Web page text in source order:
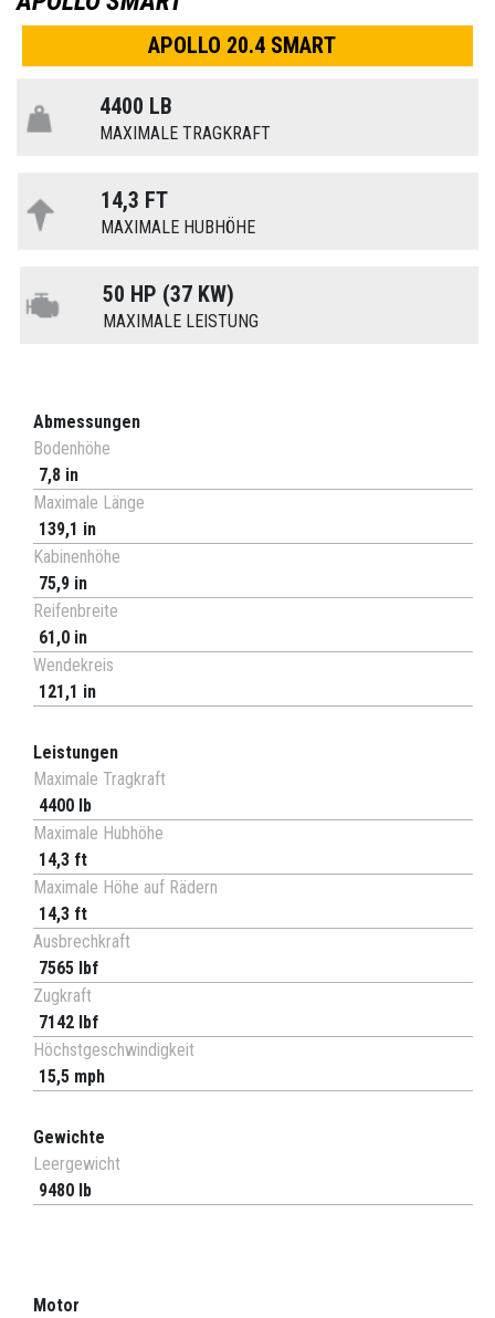
APOLLO 20.4 SMART
4400 LB
MAXIMALE TRAGKRAFT
14,3 FT
MAXIMALE HUBHÖHE
50 HP (37 KW)
MAXIMALE LEISTUNG
Abmessungen
Bodenhöhe
7,8 in
Maximale Länge
139,1 in
Kabinenhöhe
75,9 in
Reifenbreite
61,0 in
Wendekreis
121,1 in
Leistungen
Maximale Tragkraft
4400 lb
Maximale Hubhöhe
14,3 ft
Maximale Höhe auf Rädern
14,3 ft
Ausbrechkraft
7565 lbf
Zugkraft
7142 lbf
Höchstgeschwindigkeit
15,5 mph
Gewichte
Leergewicht
9480 lb
Motor